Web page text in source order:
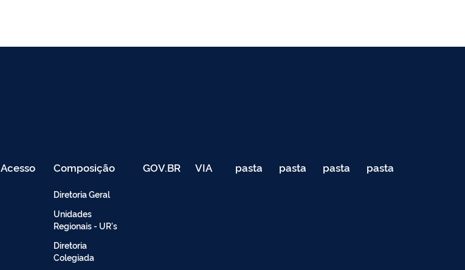
Acesso
Restrito
Composição
Diretoria Geral
Unidades
Regionais - UR's
Diretoria
Colegiada
GOV.BR VIA
040
pasta
de
pasta
de
pasta
de
pasta
de